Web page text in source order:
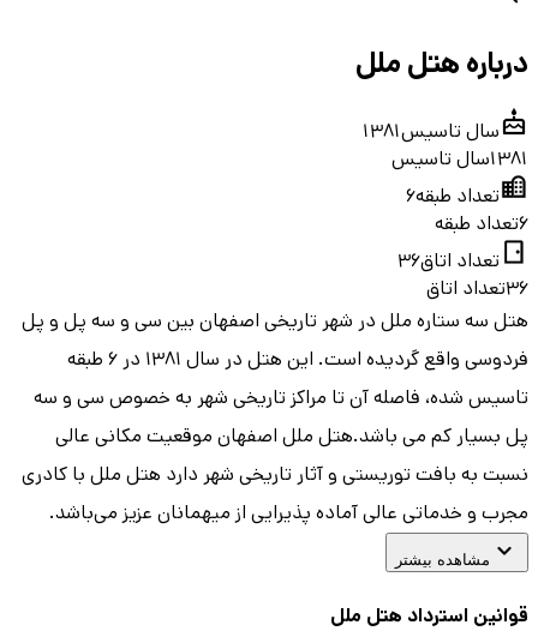
درباره هتل ملل
سال تاسیس1381
1381سال تاسیس
تعداد طبقه6
6تعداد طبقه
تعداد اتاق36
36تعداد اتاق
هتل سه ستاره ملل در شهر تاریخی اصفهان بين سی و سه پل و پل
فردوسی واقع گردیده است. این هتل در سال ۱۳۸۱ در ۶ طبقه
تاسیس شده، فاصله آن تا مراکز تاریخی شهر به خصوص سی و سه
پل بسیار کم می باشد.هتل ملل اصفهان موقعیت مکانی عالی
نسبت به بافت توریستی و آثار تاریخی شهر دارد هتل ملل با کادری
مجرب و خدماتی عالی آماده پذیرایی از میهمانان عزیز می‌باشد.
مشاهده بیشتر
قوانین استرداد هتل ملل